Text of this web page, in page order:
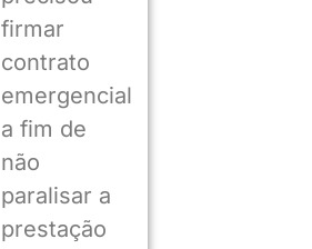
firmar
contrato
emergencial
a fim de
não
paralisar a
prestação